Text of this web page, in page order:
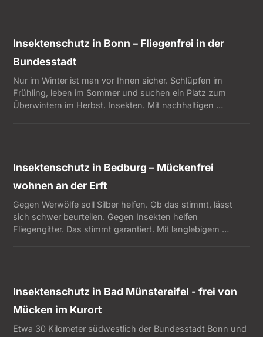
Insektenschutz in Bonn – Fliegenfrei in der
Bundesstadt
Nur im Winter ist man vor Ihnen sicher. Schlüpfen im
Frühling, leben im Sommer und suchen ein Platz zum
Überwintern im Herbst. Insekten. Mit nachhaltigen …
Insektenschutz in Bedburg – Mückenfrei
wohnen an der Erft
Gegen Werwölfe soll Silber helfen. Ob das stimmt, lässt
sich schwer beurteilen. Gegen Insekten helfen
Fliegengitter. Das stimmt garantiert. Mit langlebigem …
Insektenschutz in Bad Münstereifel - frei von
Mücken im Kurort
Etwa 30 Kilometer südwestlich der Bundesstadt Bonn und